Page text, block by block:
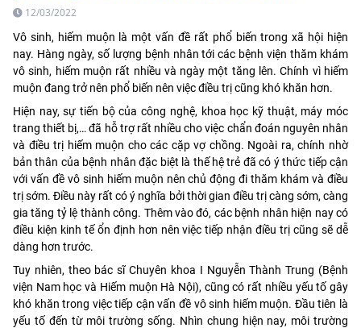
12/03/2022
Vô sinh, hiếm muộn là một vấn đề rất phổ biến trong xã hội hiện
nay. Hàng ngày, số lượng bệnh nhân tới các bệnh viện thăm khám
vô sinh, hiếm muộn rất nhiều và ngày một tăng lên. Chính vì hiếm
muộn đang trở nên phổ biến nên việc điều trị cũng khó khăn hơn.
Hiện nay, sự tiến bộ của công nghệ, khoa học kỹ thuật, máy móc
trang thiết bị,… đã hỗ trợ rất nhiều cho việc chẩn đoán nguyên nhân
và điều trị hiếm muộn cho các cặp vợ chồng. Ngoài ra, chính nhờ
bản thân của bệnh nhân đặc biệt là thế hệ trẻ đã có ý thức tiếp cận
với vấn đề vô sinh hiếm muộn nên chủ động đi thăm khám và điều
trị sớm. Điều này rất có ý nghĩa bởi thời gian điều trị càng sớm, càng
gia tăng tỷ lệ thành công. Thêm vào đó, các bệnh nhân hiện nay có
điều kiện kinh tế ổn định hơn nên việc tiếp nhận điều trị cũng sẽ dễ
dàng hơn trước.
Tuy nhiên, theo bác sĩ Chuyên khoa I Nguyễn Thành Trung (Bệnh
viện Nam học và Hiếm muộn Hà Nội), cũng có rất nhiều yếu tố gây
khó khăn trong việc tiếp cận vấn đề vô sinh hiếm muộn. Đầu tiên là
yếu tố đến từ môi trường sống. Nhìn chung hiện nay, môi trường